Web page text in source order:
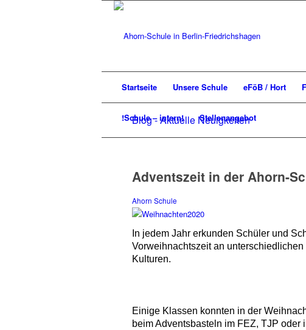
Startseite Unsere Schule eFöB / Hort
!Schule – intern! Stellenangebot
Blog - Aktuelle Neuigkeiten
Adventszeit in der Ahorn-
Ahorn Schule
In jedem Jahr erkunden Schüler und
Vorweihnachtszeit an
Kulturen.
Einige Klassen konnten in der
beim Adventsbasteln im FEZ, TJP